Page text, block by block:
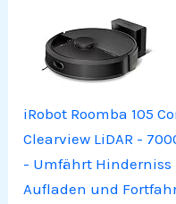
iRobot Roomba 105
Clearview LiDAR -
- Umfährt
Aufladen und